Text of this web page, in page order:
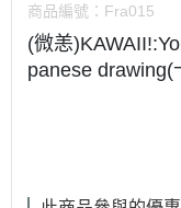
商品編號： Fra015
(微恙
panese drawing(